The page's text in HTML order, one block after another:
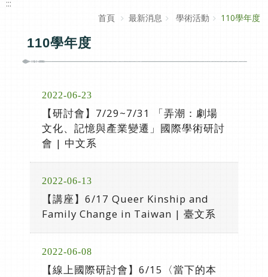
:::
首頁
最新消息 學術活動 110學年度
110學年度
2022-06-23
【研討會】7/29~7/31 「弄潮：劇場
文化、記憶與產業變遷」國際學術研討
會 | 中文系
2022-06-13
【講座】6/17 Queer Kinship and
Family Change in Taiwan | 臺文系
2022-06-08
【線上國際研討會】6/15〈當下的本